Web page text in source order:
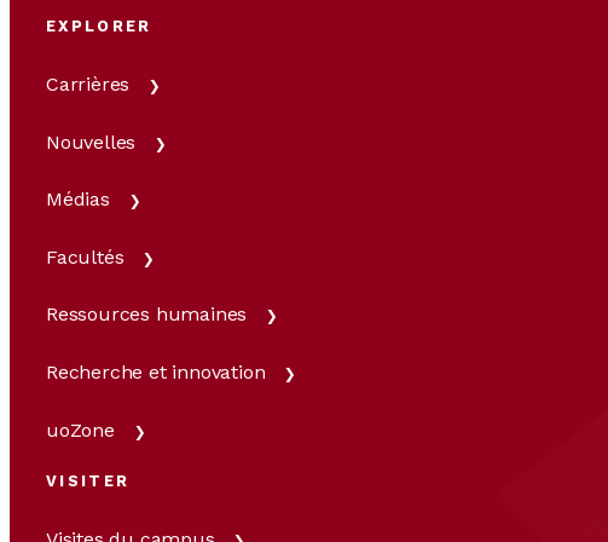
EXPLORER
Carrières
Nouvelles
Médias
Facultés
Ressources humaines
Recherche et innovation
uoZone
VISITER